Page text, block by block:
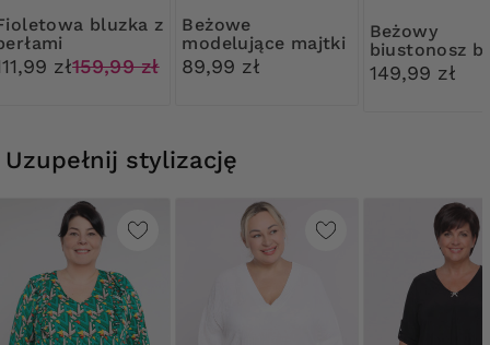
z
zł159,99 zł
Beżowe
modelujące majtki
z wysokim stanem
89,99 zł
Beżowy
biustonosz
fiszbin
149,99 zł
Uzupełnij stylizację